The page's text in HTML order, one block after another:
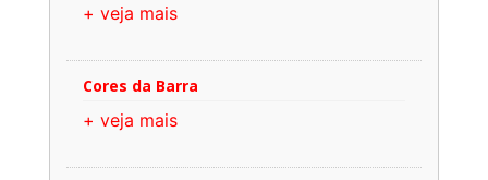
+ veja mais
Cores da Barra
+ veja mais